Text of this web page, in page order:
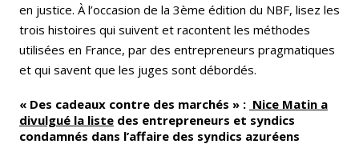
en justice. À l’occasion de la 3ème édition du NBF, lisez les
trois histoires qui suivent et racontent les méthodes
utilisées en France, par des entrepreneurs pragmatiques
et qui savent que les juges sont débordés.
« Des cadeaux contre des marchés » : Nice Matin a
divulgué la liste des entrepreneurs et syndics
condamnés dans l’affaire des syndics azuréens